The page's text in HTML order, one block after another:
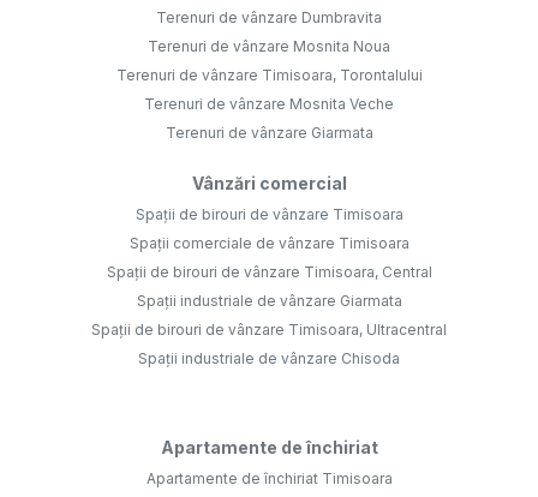
Terenuri de vânzare Dumbravita
Terenuri de vânzare Mosnita Noua
Terenuri de vânzare Timisoara, Torontalului
Terenuri de vânzare Mosnita Veche
Terenuri de vânzare Giarmata
Vânzări comercial
Spații de birouri de vânzare Timisoara
Spații comerciale de vânzare Timisoara
Spații de birouri de vânzare Timisoara, Central
Spații industriale de vânzare Giarmata
Spații de birouri de vânzare Timisoara, Ultracentral
Spații industriale de vânzare Chisoda
Apartamente de închiriat
Apartamente de închiriat Timisoara